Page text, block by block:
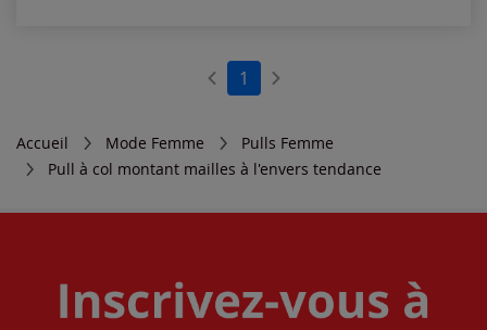
1
Accueil Mode Femme
Pulls Femme
Pull à col montant mailles à l'envers tendance